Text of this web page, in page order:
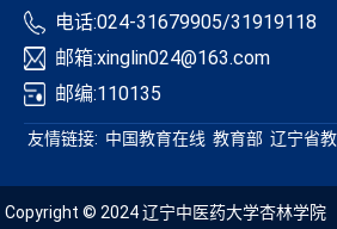
电话:024-31679905/31919118
邮箱:xinglin024@163.com
邮编:110135
友情链接: 中国教育在线 教育部 辽宁省
Copyright © 2024 辽宁中医药大学杏林学院